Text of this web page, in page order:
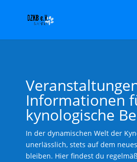
Informationen
kynologische
In der dynamischen Welt der
unerlässlich, stets auf dem
bleiben. Hier findest du